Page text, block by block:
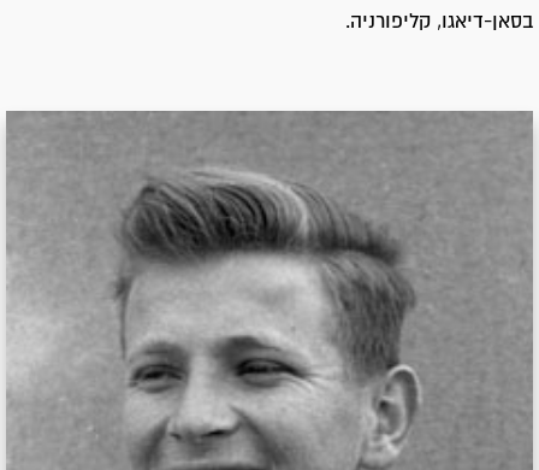
בסאן-דיאגו, קליפורניה.